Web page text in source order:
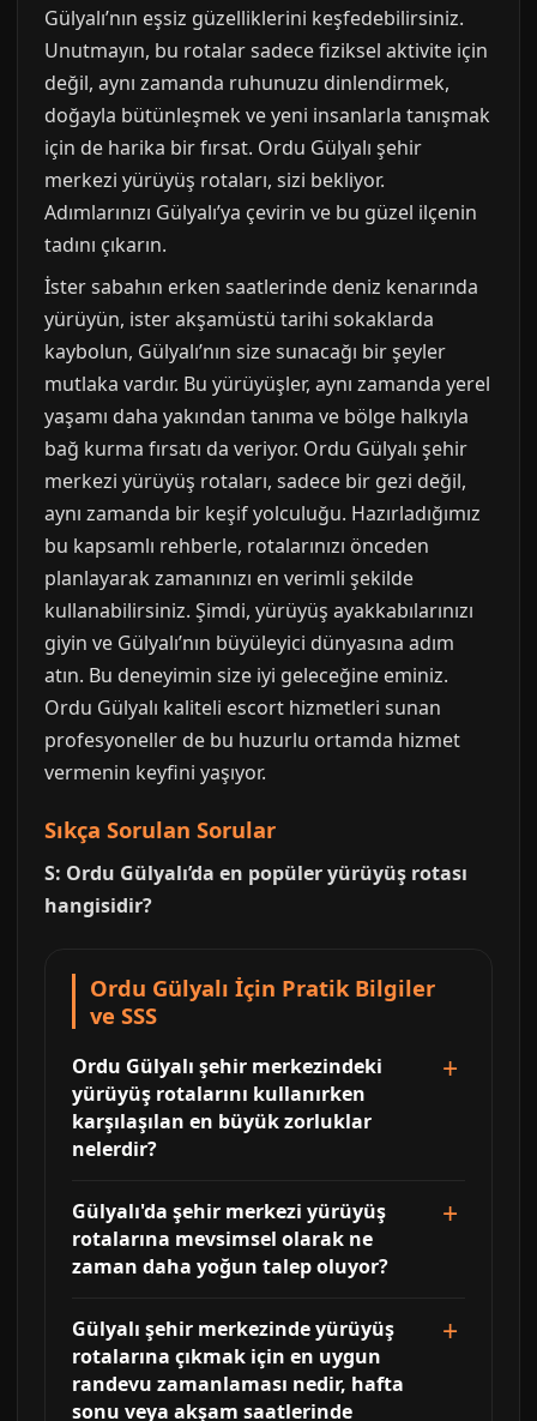
Gülyalı’nın eşsiz güzelliklerini keşfedebilirsiniz.
Unutmayın, bu rotalar sadece fiziksel aktivite için
değil, aynı zamanda ruhunuzu dinlendirmek,
doğayla bütünleşmek ve yeni insanlarla tanışmak
için de harika bir fırsat. Ordu Gülyalı şehir
merkezi yürüyüş rotaları, sizi bekliyor.
Adımlarınızı Gülyalı’ya çevirin ve bu güzel ilçenin
tadını çıkarın.
İster sabahın erken saatlerinde deniz kenarında
yürüyün, ister akşamüstü tarihi sokaklarda
kaybolun, Gülyalı’nın size sunacağı bir şeyler
mutlaka vardır. Bu yürüyüşler, aynı zamanda yerel
yaşamı daha yakından tanıma ve bölge halkıyla
bağ kurma fırsatı da veriyor. Ordu Gülyalı şehir
merkezi yürüyüş rotaları, sadece bir gezi değil,
aynı zamanda bir keşif yolculuğu. Hazırladığımız
bu kapsamlı rehberle, rotalarınızı önceden
planlayarak zamanınızı en verimli şekilde
kullanabilirsiniz. Şimdi, yürüyüş ayakkabılarınızı
giyin ve Gülyalı’nın büyüleyici dünyasına adım
atın. Bu deneyimin size iyi geleceğine eminiz.
Ordu Gülyalı kaliteli escort hizmetleri sunan
profesyoneller de bu huzurlu ortamda hizmet
vermenin keyfini yaşıyor.
Sıkça Sorulan Sorular
S: Ordu Gülyalı’da en popüler yürüyüş rotası
hangisidir?
Ordu Gülyalı İçin Pratik Bilgiler
ve SSS
Ordu Gülyalı şehir merkezindeki
yürüyüş rotalarını kullanırken
karşılaşılan en büyük zorluklar
nelerdir?
Gülyalı'da şehir merkezi yürüyüş
rotalarına mevsimsel olarak ne
zaman daha yoğun talep oluyor?
Gülyalı şehir merkezinde yürüyüş
rotalarına çıkmak için en uygun
randevu zamanlaması nedir, hafta
sonu veya akşam saatlerinde